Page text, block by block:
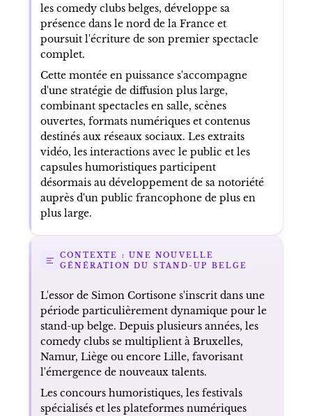
les comedy clubs belges, développe sa
présence dans le nord de la France et
poursuit l'écriture de son premier spectacle
complet.
Cette montée en puissance s'accompagne
d'une stratégie de diffusion plus large,
combinant spectacles en salle, scènes
ouvertes, formats numériques et contenus
destinés aux réseaux sociaux. Les extraits
vidéo, les interactions avec le public et les
capsules humoristiques participent
désormais au développement de sa notoriété
auprès d'un public francophone de plus en
plus large.
CONTEXTE : UNE NOUVELLE
GÉNÉRATION DU STAND-UP BELGE
L'essor de Simon Cortisone s'inscrit dans une
période particulièrement dynamique pour le
stand-up belge. Depuis plusieurs années, les
comedy clubs se multiplient à Bruxelles,
Namur, Liège ou encore Lille, favorisant
l'émergence de nouveaux talents.
Les concours humoristiques, les festivals
spécialisés et les plateformes numériques